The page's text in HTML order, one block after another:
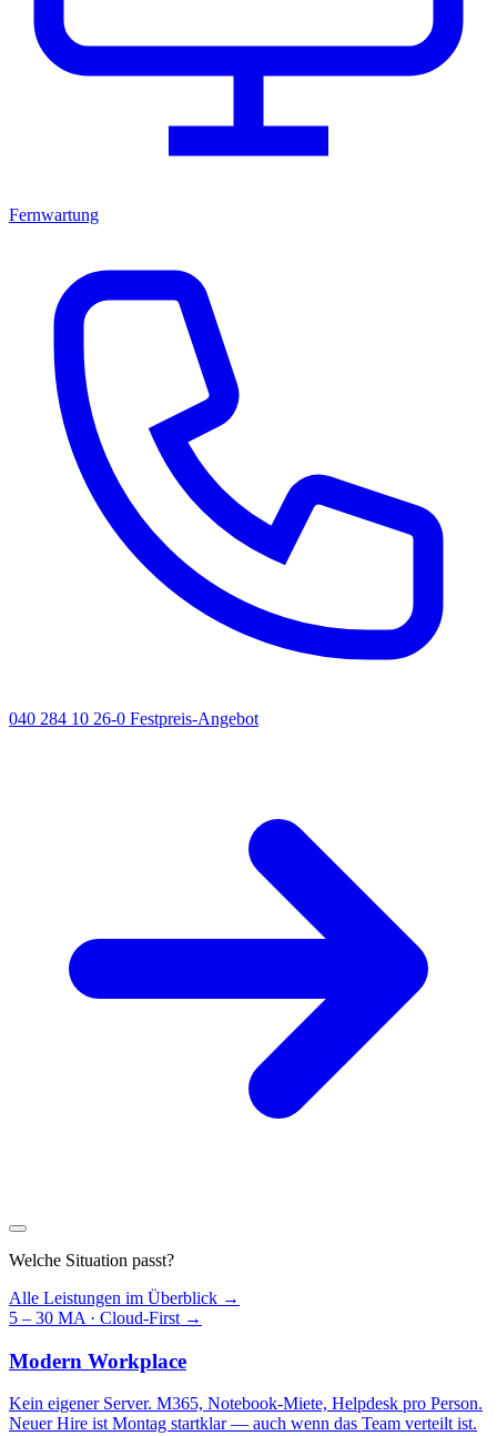
Fernwartung
040 284 10 26-0 Festpreis-Angebot
Welche Situation passt?
Alle Leistungen im Überblick →
5 – 30 MA · Cloud-First →
Modern Workplace
Kein eigener Server. M365, Notebook-Miete, Helpdesk pro Person.
Neuer Hire ist Montag startklar — auch wenn das Team verteilt ist.